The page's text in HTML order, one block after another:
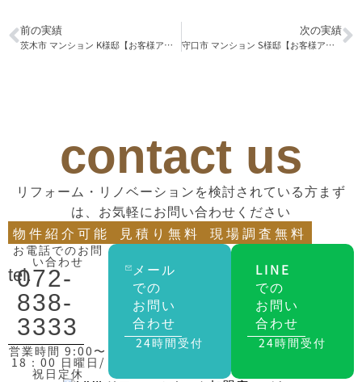
前の実績
茨木市 マンション K様邸【お客様アンケート】
次の実績
守口市 マンション S様邸【お客様アンケート】
contact us
リフォーム・リノベーションを検討されている方まず
は、お気軽にお問い合わせください
物件紹介可能
見積り無料 現場調査無料
お電話でのお問
い合わせ
tel.
072-
838-
3333
営業時間 9:00〜
18：00 日曜日/
祝日定休
メール
での
お問い
合わせ
24時間受付
LINE
での
お問い
合わせ
24時間受付